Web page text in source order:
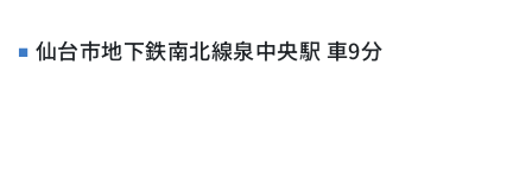
仙台市地下鉄南北線泉中央駅 車9分